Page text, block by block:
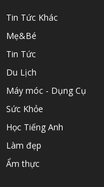
Tin Tức Khác
Mẹ&Bé
Tin Tức
Du Lịch
Máy móc - Dụng Cụ
Sức Khỏe
Học Tiếng Anh
Làm đẹp
Ẩm thực